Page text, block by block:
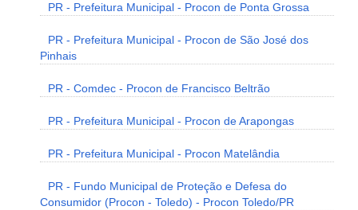
PR - Prefeitura Municipal - Procon de Ponta Grossa
PR - Prefeitura Municipal - Procon de São José dos
Pinhais
PR - Comdec - Procon de Francisco Beltrão
PR - Prefeitura Municipal - Procon de Arapongas
PR - Prefeitura Municipal - Procon Matelândia
PR - Fundo Municipal de Proteção e Defesa do
Consumidor (Procon - Toledo) - Procon Toledo/PR